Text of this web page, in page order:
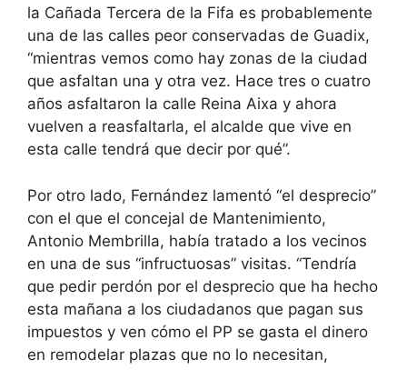
la Cañada Tercera de la Fifa es probablemente
una de las calles peor conservadas de Guadix,
“mientras vemos como hay zonas de la ciudad
que asfaltan una y otra vez. Hace tres o cuatro
años asfaltaron la calle Reina Aixa y ahora
vuelven a reasfaltarla, el alcalde que vive en
esta calle tendrá que decir por qué”.
Por otro lado, Fernández lamentó “el desprecio”
con el que el concejal de Mantenimiento,
Antonio Membrilla, había tratado a los vecinos
en una de sus “infructuosas” visitas. “Tendría
que pedir perdón por el desprecio que ha hecho
esta mañana a los ciudadanos que pagan sus
impuestos y ven cómo el PP se gasta el dinero
en remodelar plazas que no lo necesitan,